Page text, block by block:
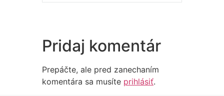
Pridaj komentár
Prepáčte, ale pred zanechaním
komentára sa musíte prihlásiť.